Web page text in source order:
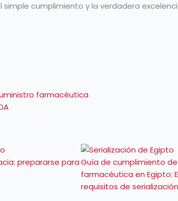
cumplimiento y la verdadera
farmacéutica
Siguiente
prepararse paraGuía de cumplimiento
farmacéutica en Egipto:
requisitos de serialización